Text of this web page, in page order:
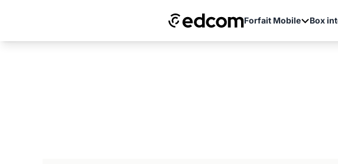
Forfait Mobile Box